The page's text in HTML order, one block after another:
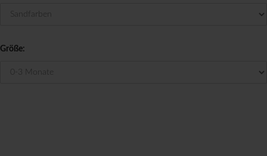
Größe: